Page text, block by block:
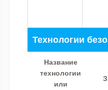
Технологии
Название
технологии
или